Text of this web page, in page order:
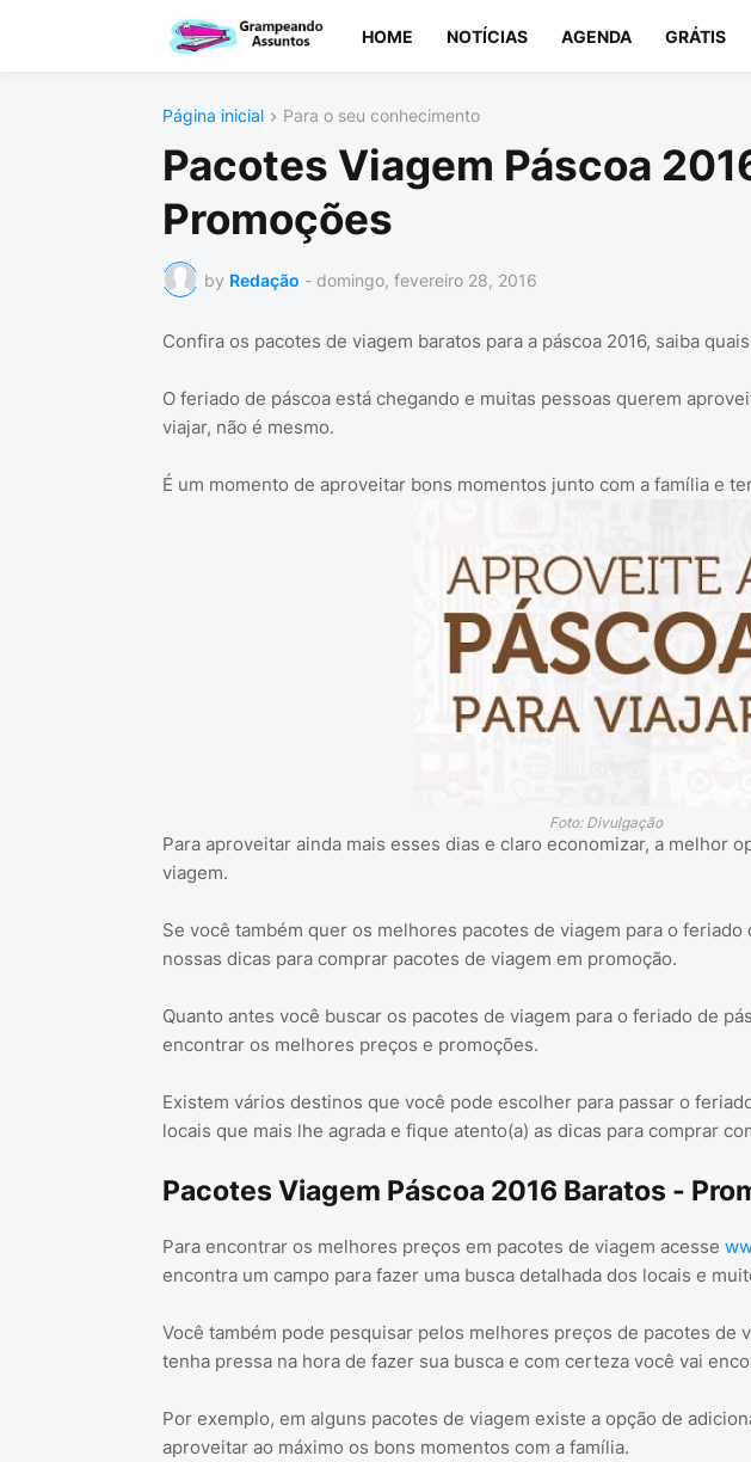
HOME NOTÍCIAS AGENDA GRÁTIS
Página inicial Para o seu conhecimento
Pacotes Viagem Páscoa
Promoções
by Redação - domingo, fevereiro 28, 2016
Confira os pacotes de viagem baratos para a páscoa 2016, saiba
O feriado de páscoa está chegando e muitas pessoas querem
viajar, não é mesmo.
É um momento de aproveitar bons momentos junto com a família e
Foto: Divulgação
Para aproveitar ainda mais esses dias e claro economizar, a melhor
viagem.
Se você também quer os melhores pacotes de viagem para o
nossas dicas para comprar pacotes de viagem em promoção.
Quanto antes você buscar os pacotes de viagem para o feriado de
encontrar os melhores preços e promoções.
Existem vários destinos que você pode escolher para passar o
locais que mais lhe agrada e fique atento(a) as dicas para comprar
Pacotes Viagem Páscoa 2016 Baratos -
Para encontrar os melhores preços em pacotes de viagem acesse
encontra um campo para fazer uma busca detalhada dos locais e
Você também pode pesquisar pelos melhores preços de pacotes de
tenha pressa na hora de fazer sua busca e com certeza você vai
Por exemplo, em alguns pacotes de viagem existe a opção de
aproveitar ao máximo os bons momentos com a família.